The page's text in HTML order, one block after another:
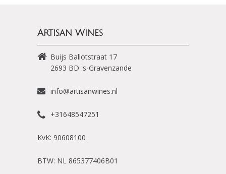
Artisan Wines
Buijs Ballotstraat 17
2693 BD 's-Gravenzande
info@artisanwines.nl
+31648547251
KvK: 90608100
BTW: NL 865377406B01